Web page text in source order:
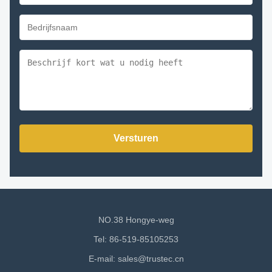
Versturen
NO.38 Hongye-weg
Tel: 86-519-85105253
E-mail: sales@trustec.cn